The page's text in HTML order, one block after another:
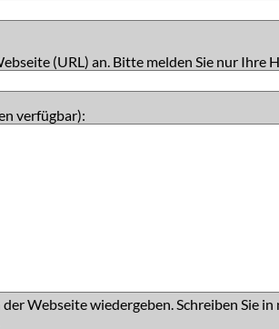
(URL) an. Bitte melden Sie nur
verfügbar):
der Webseite wiedergeben. Schreiben Sie